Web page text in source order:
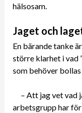
hälsosam.
Jaget och
En bärande tanke
större klarhet i vad
som behöver
– Att jag vet vad
arbetsgrupp har